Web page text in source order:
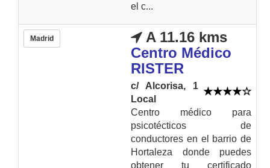
el c...
Madrid
A 11.16 kms
Centro Médico
RISTER
c/ Alcorisa, 1
Local
Centro médico para
psicotécticos de
conductores en el barrio de
Hortaleza donde puedes
obtener tu certificado